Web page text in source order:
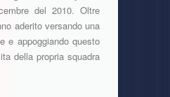
del 2010. Oltre
aderito versando una
e appoggiando questo
della propria squadra